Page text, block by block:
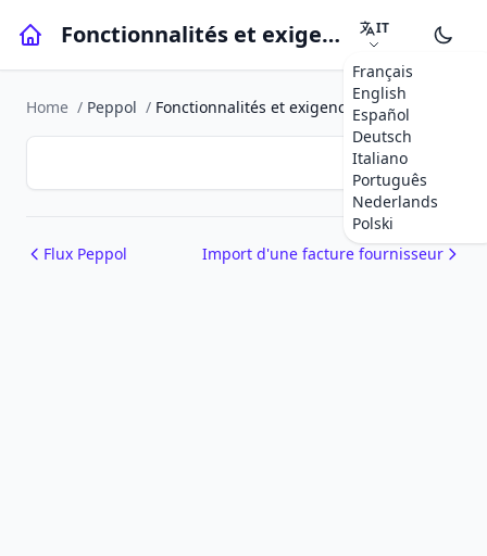
Fonctionnalités et exigences IT
Français
English
Español
Deutsch
Italiano
Português
Nederlands
Polski
Home / Peppol / Fonctionnalités et exigences
Flux Peppol Import d'une facture fournisseur